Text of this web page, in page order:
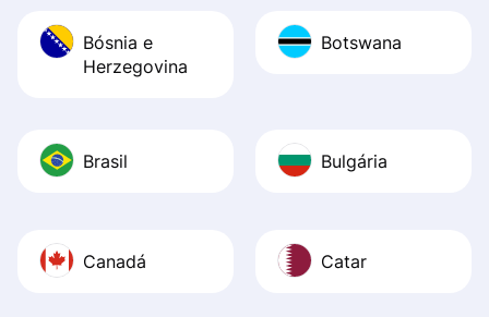
Bósnia e
Herzegovina
Botswana
Brasil Bulgária
Canadá Catar